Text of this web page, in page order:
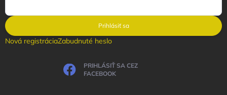
Prihlásiť sa
Nová registráciaZabudnuté heslo
PRIHLÁSIŤ SA CEZ
FACEBOOK